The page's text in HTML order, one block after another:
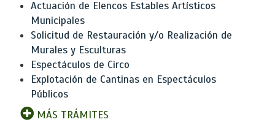
Actuación de Elencos Estables Artísticos
Municipales
Solicitud de Restauración y/o Realización de
Murales y Esculturas
Espectáculos de Circo
Explotación de Cantinas en Espectáculos
Públicos
MÁS TRÁMITES